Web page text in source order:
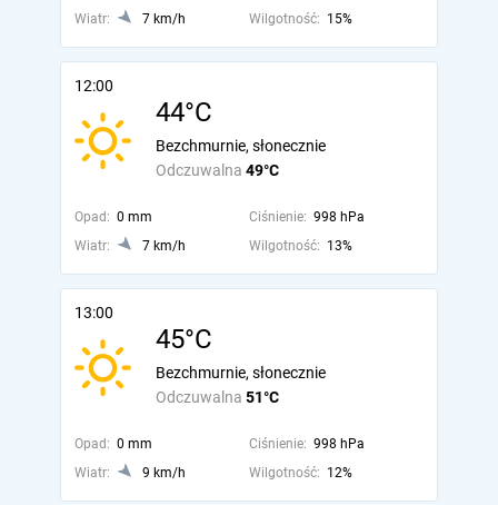
Wiatr:
7 km/h Wilgotność: 15%
12:00
44°C
Odczuwalna 49°C
Bezchmurnie, słonecznie
Opad: 0 mm Ciśnienie: 998 hPa
Wiatr:
7 km/h Wilgotność: 13%
13:00
45°C
Odczuwalna 51°C
Bezchmurnie, słonecznie
Opad: 0 mm Ciśnienie: 998 hPa
Wiatr:
9 km/h Wilgotność: 12%